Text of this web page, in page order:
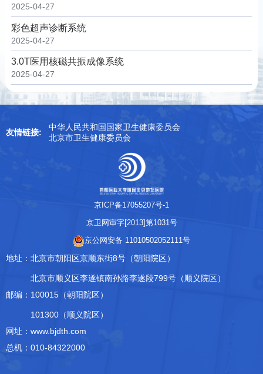
2025-04-27
彩色超声诊断系统
2025-04-27
3.0T医用核磁共振成像系统
2025-04-27
友情链接:
中华人民共和国国家卫生健康委员会
北京市卫生健康委员会
京ICP备17055207号-1
京卫网审字[2013]第1031号
京公网安备 11010502052111号
地址： 北京市朝阳区京顺东街8号（朝阳院区）
北京市顺义区李遂镇南孙路李遂段799号（顺义院区）
邮编： 100015（朝阳院区）
101300（顺义院区）
网址：www.bjdth.com
总机：010-84322000